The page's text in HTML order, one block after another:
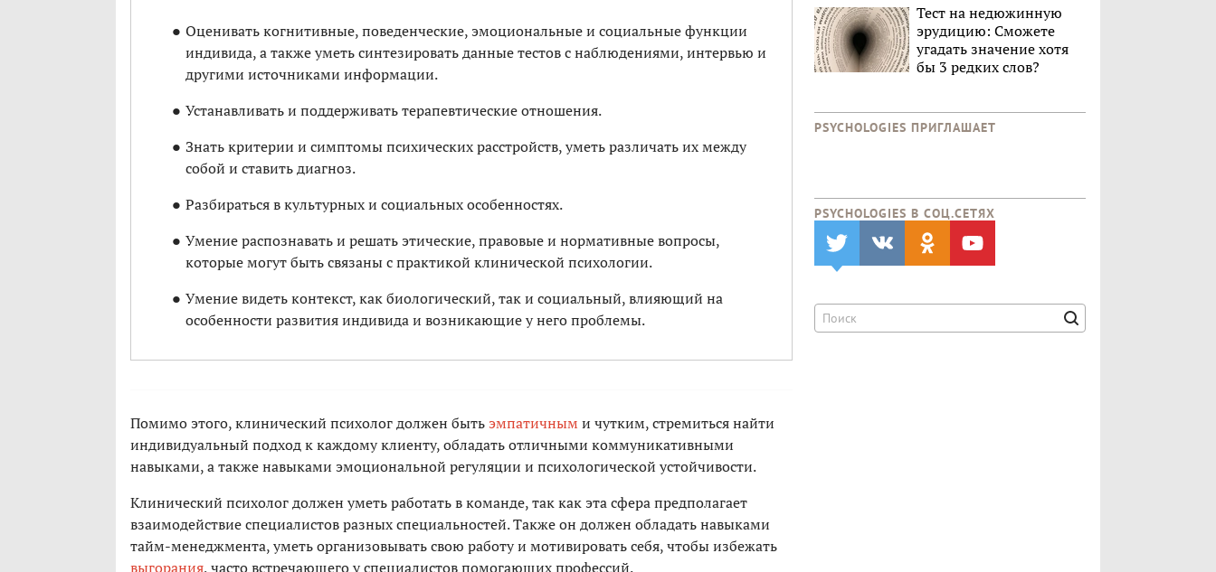
Оценивать когнитивные, поведенческие, эмоциональные и социальные функции
индивида, а также уметь синтезировать данные тестов с наблюдениями, интервью и
другими источниками информации.
Устанавливать и поддерживать терапевтические отношения.
Знать критерии и симптомы психических расстройств, уметь различать их между
собой и ставить диагноз.
Разбираться в культурных и социальных особенностях.
Умение распознавать и решать этические, правовые и нормативные вопросы,
которые могут быть связаны с практикой клинической психологии.
Умение видеть контекст, как биологический, так и социальный, влияющий на
особенности развития индивида и возникающие у него проблемы.
Помимо этого, клинический психолог должен бытьэмпатичным и чутким, стремиться найти
индивидуальный подход к каждому клиенту, обладать отличными коммуникативными
навыками, а также навыками эмоциональной регуляции и психологической устойчивости.
Клинический психолог должен уметь работать в команде, так как эта сфера предполагает
взаимодействие специалистов разных специальностей. Также он должен обладать навыками
тайм-менеджмента, уметь организовывать свою работу и мотивировать себя, чтобы избежать
выгорания, часто встречающего у специалистов помогающих профессий.
Тест на недюжинную
эрудицию: Сможете
угадать значение хотя
бы 3 редких слов?
PSYCHOLOGIES ПРИГЛАШАЕТ
PSYCHOLOGIES В CОЦ.СЕТЯХ